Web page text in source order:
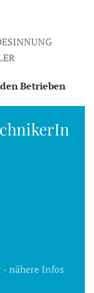
Betrieben
nähere Infos